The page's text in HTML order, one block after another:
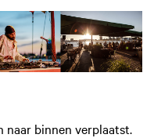
naar binnen verplaatst.